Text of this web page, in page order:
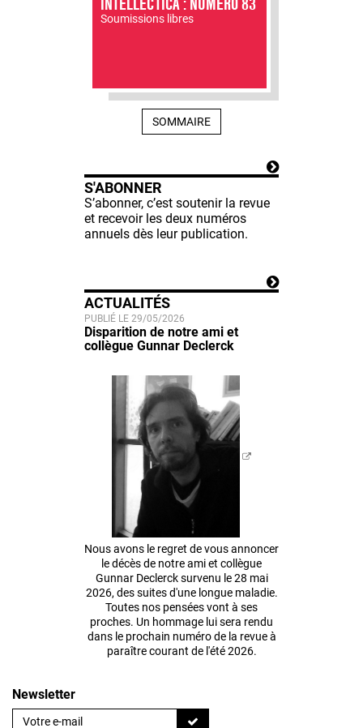
Soumissions libres
SOMMAIRE
S'ABONNER
S’abonner, c’est soutenir la revue
et recevoir les deux numéros
annuels dès leur publication.
ACTUALITÉS
PUBLIÉ LE 29/05/2026
Disparition de notre ami et
collègue Gunnar Declerck
Nous avons le regret de vous annoncer
le décès de notre ami et collègue
Gunnar Declerck survenu le 28 mai
2026, des suites d'une longue maladie.
Toutes nos pensées vont à ses
proches. Un hommage lui sera rendu
dans le prochain numéro de la revue à
paraître courant de l'été 2026.
Newsletter